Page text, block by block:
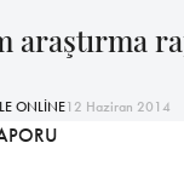
araştırma
ONLİNE12 Haziran 2014